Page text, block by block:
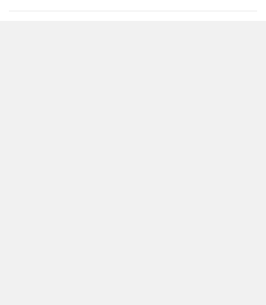
สำหรับธุรกิจของแม่มณีในพื้นที่นั้น เจ้าหน้าที่ตำรวจยังไม่